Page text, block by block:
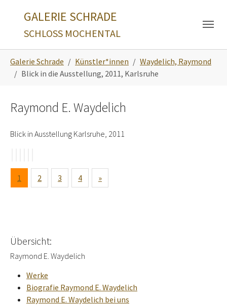
GALERIE SCHRADE
SCHLOSS MOCHENTAL
Galerie Schrade Künstler*innen
Waydelich, Raymond
Blick in die Ausstellung, 2011, Karlsruhe
Raymond E. Waydelich
Blick in Ausstellung Karlsruhe, 2011
1 2 3 4 »
Übersicht:
Raymond E. Waydelich
Werke
Biografie Raymond E. Waydelich
Raymond E. Waydelich bei uns